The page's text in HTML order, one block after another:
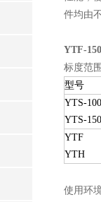
件均由
YTF-
标度范
型号
YTS-100
YTS-150
YTF
YTH
使用环